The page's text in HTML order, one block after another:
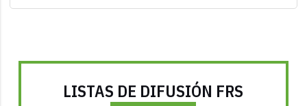
LISTAS DE DIFUSIÓN FRS